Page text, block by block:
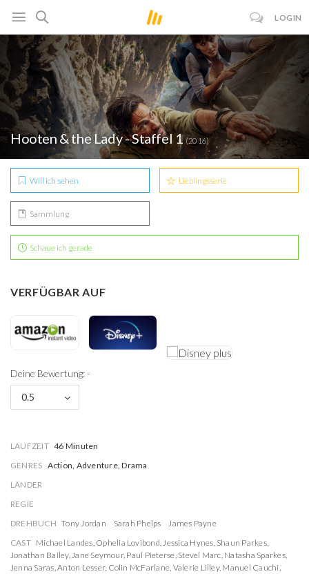
LOGIN
Hooten & the Lady - Staffel 1(2016)
Will ich sehen Lieblingsserie
Sammlung
Schaue ich gerade
VERFÜGBAR AUF
Deine Bewertung: -
0.5
LAUFZEIT 46 Minuten
GENRES Action, Adventure, Drama
LÄNDER
REGIE
DREHBUCH Tony Jordan Sarah Phelps
James Payne
CAST Michael Landes, Ophelia Lovibond,Jessica Hynes, Shaun Parkes,
Jonathan Bailey,Jane Seymour, Paul Pieterse, Stevel Marc, Natasha Sparkes,
Jenna Saras,Anton Lesser, Colin McFarlane, Valerie Lilley, Manuel Cauchi,